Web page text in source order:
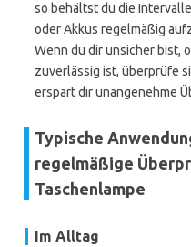
so behältst du die
oder Akkus regelmäßig
Wenn du dir unsicher bist,
zuverlässig ist, überprüfe
erspart dir unangenehme
Typische
regelmäßige
Taschenlampe
Im Alltag